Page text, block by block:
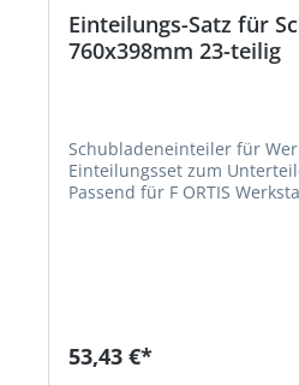
Einteilungs-Satz für
760x398mm 23-teilig
Schubladeneinteiler für
Einteilungsset zum
Passend für F ORTIS
53,43 €*